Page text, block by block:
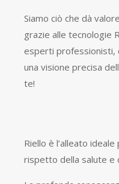
Siamo ciò che dà
grazie alle tecnologie
esperti professionisti,
una visione precisa
te!
​Riello è l’alleato
rispetto della salute e